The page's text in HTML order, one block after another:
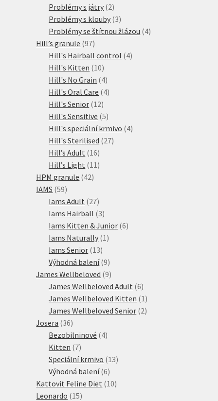
produkty
Problémy s játry 22
produkty
Problémy s klouby 33
produkty
Problémy se štítnou žlázou 44
Hill’s granule 9797
produktů
Hill's Hairball control 44
Hill's Kitten 1010
produktů
Hill's No Grain 44
produkty
Hill's Oral Care 44
Hill's Senior 1212
produktů
Hill's Sensitive 55
produktů
Hill's speciální krmivo 44
Hill's Sterilised 2727
Hill’s Adult 1616
produktů
Hill’s Light 11 11
HPM granule 4242
IAMS 5959
produktů
Iams Adult 2727
produktů
Iams Hairball 33
produkty
Iams Kitten & Junior 66
Iams Naturally 1 1
Iams Senior 1313
produktů
Výhodná balení 99
produktů
James Wellbeloved 99
produktů
James Wellbeloved Adult 66
produktů
James Wellbeloved Kitten 1 1
produkt
James Wellbeloved Senior 22
Josera 3636
produktů
Bezobilninové 44
Kitten 77
produktů
Speciální krmivo 1313
Výhodná balení 66
produktů
Kattovit Feline Diet 1010
Leonardo 1515